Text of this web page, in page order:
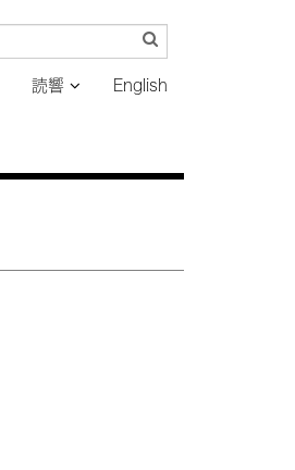
読響 English